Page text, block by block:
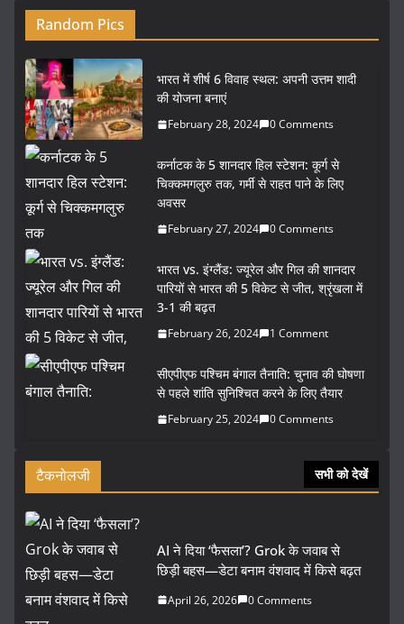
Random Pics
भारत में शीर्ष 6 विवाह स्थल: अपनी उत्तम शादी
की योजना बनाएं
February 28, 2024 0 Comments
कर्नाटक के 5 शानदार हिल स्टेशन: कूर्ग से
चिक्कमगलुरु तक, गर्मी से राहत पाने के लिए
अवसर
February 27, 2024 0 Comments
भारत vs. इंग्लैंड: ज्यूरेल और गिल की शानदार
पारियों से भारत की 5 विकेट से जीत, श्रृंखला में
3-1 की बढ़त
February 26, 2024 1 Comment
सीएपीएफ पश्चिम बंगाल तैनाति: चुनाव की घोषणा
से पहले शांति सुनिश्चित करने के लिए तैयार
February 25, 2024 0 Comments
टैकनोलजी सभी को देखें
AI ने दिया ‘फैसला’? Grok के जवाब से
छिड़ी बहस—डेटा बनाम वंशवाद में किसे बढ़त
April 26, 2026 0 Comments